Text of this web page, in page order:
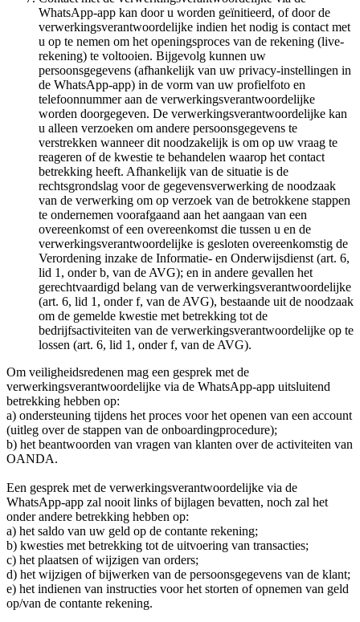
WhatsApp-app kan door u worden geïnitieerd, of door de
verwerkingsverantwoordelijke indien het nodig is contact met
u op te nemen om het openingsproces van de rekening (live-
rekening) te voltooien. Bijgevolg kunnen uw
persoonsgegevens (afhankelijk van uw privacy-instellingen in
de WhatsApp-app) in de vorm van uw profielfoto en
telefoonnummer aan de verwerkingsverantwoordelijke
worden doorgegeven. De verwerkingsverantwoordelijke kan
u alleen verzoeken om andere persoonsgegevens te
verstrekken wanneer dit noodzakelijk is om op uw vraag te
reageren of de kwestie te behandelen waarop het contact
betrekking heeft. Afhankelijk van de situatie is de
rechtsgrondslag voor de gegevensverwerking de noodzaak
van de verwerking om op verzoek van de betrokkene stappen
te ondernemen voorafgaand aan het aangaan van een
overeenkomst of een overeenkomst die tussen u en de
verwerkingsverantwoordelijke is gesloten overeenkomstig de
Verordening inzake de Informatie- en Onderwijsdienst (art. 6,
lid 1, onder b, van de AVG); en in andere gevallen het
gerechtvaardigd belang van de verwerkingsverantwoordelijke
(art. 6, lid 1, onder f, van de AVG), bestaande uit de noodzaak
om de gemelde kwestie met betrekking tot de
bedrijfsactiviteiten van de verwerkingsverantwoordelijke op te
lossen (art. 6, lid 1, onder f, van de AVG).
Om veiligheidsredenen mag een gesprek met de
verwerkingsverantwoordelijke via de WhatsApp-app uitsluitend
betrekking hebben op:
a) ondersteuning tijdens het proces voor het openen van een account
(uitleg over de stappen van de onboardingprocedure);
b) het beantwoorden van vragen van klanten over de activiteiten van
OANDA.
Een gesprek met de verwerkingsverantwoordelijke via de
WhatsApp-app zal nooit links of bijlagen bevatten, noch zal het
onder andere betrekking hebben op:
a) het saldo van uw geld op de contante rekening;
b) kwesties met betrekking tot de uitvoering van transacties;
c) het plaatsen of wijzigen van orders;
d) het wijzigen of bijwerken van de persoonsgegevens van de klant;
e) het indienen van instructies voor het storten of opnemen van geld
op/van de contante rekening.